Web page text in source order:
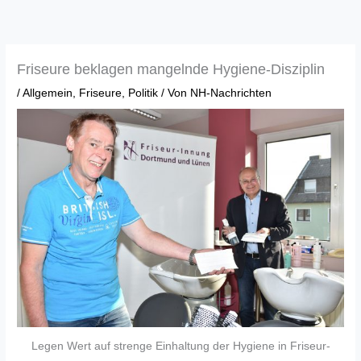
Friseure beklagen mangelnde Hygiene-Disziplin
/Allgemein, Friseure, Politik / Von NH-Nachrichten
Legen Wert auf strenge Einhaltung der Hygiene in Friseur-